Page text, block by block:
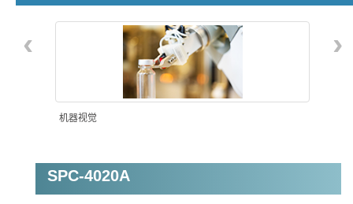
机器视觉
‹ ›
SPC-4020A